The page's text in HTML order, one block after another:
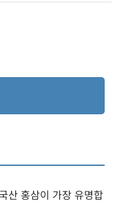
산 홍삼이 가장 유명합